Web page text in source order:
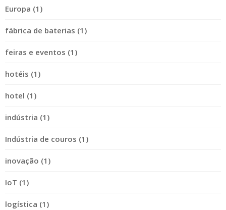
Europa (1)
fábrica de baterias (1)
feiras e eventos (1)
hotéis (1)
hotel (1)
indústria (1)
Indústria de couros (1)
inovação (1)
IoT (1)
logística (1)